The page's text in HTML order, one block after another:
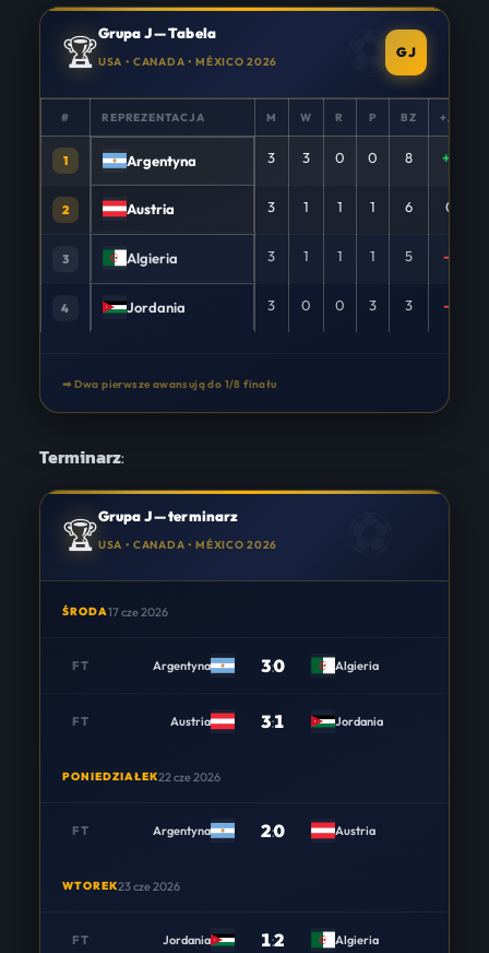
🏆Grupa J — Tabela
USA • CANADA • MÉXICO 2026
GJ
# REPREZENTACJA M W R P BZ +/−
1 Argentyna 3 3 0 0 8 +7
2 Austria 3 1 1 1 6 0
3 Algieria 3 1 1 1 5 -2
4 Jordania 3 0 0 3 3 -5
➡ Dwa pierwsze awansują do 1/8 finału
Terminarz:
🏆Grupa J — terminarz
USA • CANADA • MÉXICO 2026
ŚRODA17 cze 2026
FT Argentyna 3:0 Algieria
FT Austria 3:1 Jordania
PONIEDZIAŁEK22 cze 2026
FT Argentyna 2:0 Austria
WTOREK23 cze 2026
FT Jordania 1:2 Algieria